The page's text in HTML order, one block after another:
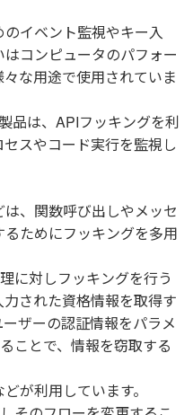
イベント監視やキー入
コンピュータのパフォー
な用途で使用されていま
品は、APIフッキングを利
スやコード実行を監視し
は、関数呼び出しやメッセ
ためにフッキングを多用
に対しフッキングを行う
された資格情報を取得す
ザーの認証情報をパラメ
ことで、情報を窃取する
どが利用しています。